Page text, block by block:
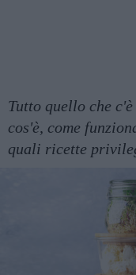
Tutto quello che
cos'è, come
quali ricette